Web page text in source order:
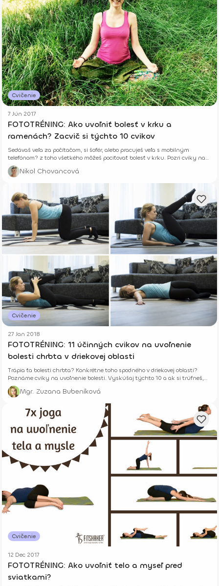
Cvičenie
7 Jún 2017
FOTOTRÉNING: Ako uvoľniť bolesť v krku a
ramenách? Zacvič si týchto 10 cvikov
Sedávaš veľa za počítačom, si šofér, alebo pracuješ veľa s mobilným
telefónom? z toho všetkého môžeš pociťovať bolesť v krku. Pozri cviky na
uvoľnenie.
Nikol Chovancová
Cvičenie
27 Jan 2018
FOTOTRÉNING: 11 účinných cvikov na uvoľnenie
bolesti chrbta v driekovej oblasti
Trápia ťa bolesti chrbta? Konkrétne toho spodného v driekovej oblasti?
Poznáme cviky na uvoľnenie bolesti. Vyskúšaj týchto 10 a ak si trúfneš,
skús aj BONUS pre pokročilých.
Mgr. Zuzana Bubeníková
Cvičenie
12 Dec 2017
FOTOTRÉNING: Ako uvoľniť telo a myseľ pred
sviatkami?